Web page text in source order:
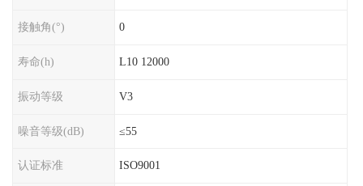
接触角(°) 0
寿命(h) L10 12000
振动等级 V3
噪音等级(dB) ≤55
认证标准 ISO9001